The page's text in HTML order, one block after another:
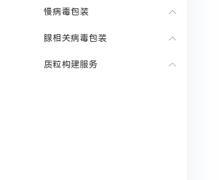
慢病毒包装
腺相关病毒包装
质粒构建服务